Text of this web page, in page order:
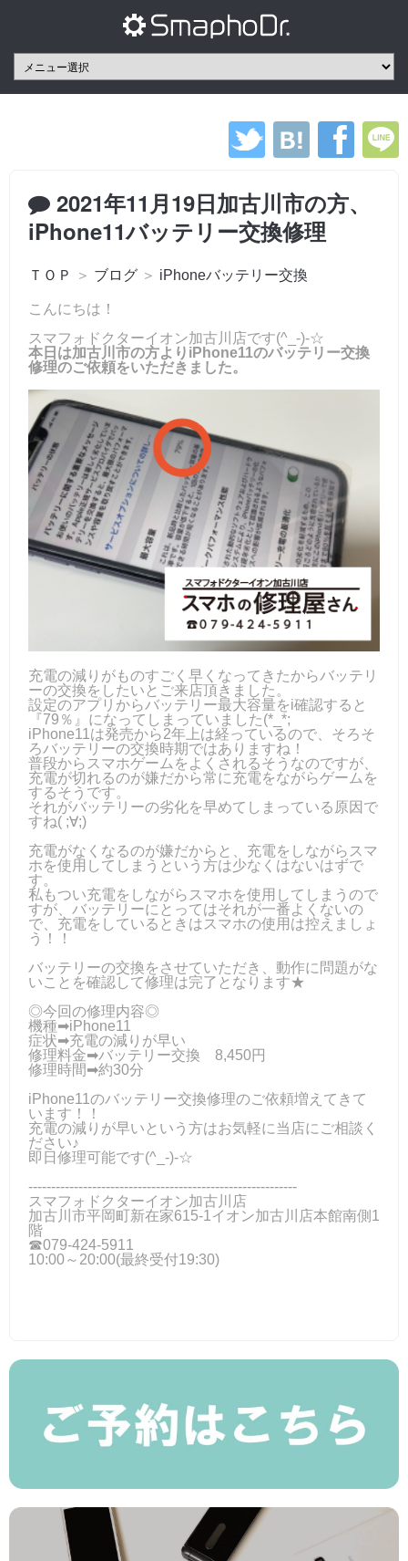
2021年11月19日加古川市の方、
iPhone11バッテリー交換修理
ＴＯＰ ＞ ブログ ＞ iPhoneバッテリー交換
こんにちは！
スマフォドクターイオン加古川店です(^_-)-☆
本日は加古川市の方よりiPhone11のバッテリー交換
修理のご依頼をいただきました。
充電の減りがものすごく早くなってきたからバッテリ
ーの交換をしたいとご来店頂きました。
設定のアプリからバッテリー最大容量をi確認すると
『79％』になってしまっていました(*_*;
iPhone11は発売から2年上は経っているので、そろそ
ろバッテリーの交換時期ではありますね！
普段からスマホゲームをよくされるそうなのですが、
充電が切れるのが嫌だから常に充電をながらゲームを
するそうです。
それがバッテリーの劣化を早めてしまっている原因で
すね( ;∀;)
充電がなくなるのが嫌だからと、充電をしながらスマ
ホを使用してしまうという方は少なくはないはずで
す。
私もつい充電をしながらスマホを使用してしまうので
すが、バッテリーにとってはそれが一番よくないの
で、充電をしているときはスマホの使用は控えましょ
う！！
バッテリーの交換をさせていただき、動作に問題がな
いことを確認して修理は完了となります★
◎今回の修理内容◎
機種➡iPhone11
症状➡充電の減りが早い
修理料金➡バッテリー交換 8,450円
修理時間➡約30分
iPhone11のバッテリー交換修理のご依頼増えてきて
います！！
充電の減りが早いという方はお気軽に当店にご相談く
ださい♪
即日修理可能です(^_-)-☆
-----------------------------------------------------------
スマフォドクターイオン加古川店
加古川市平岡町新在家615-1イオン加古川店本館南側1
階
☎079-424-5911
10:00～20:00(最終受付19:30)